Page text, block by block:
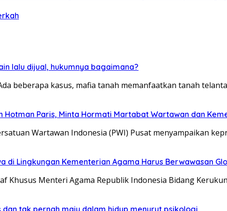
lalu dijual, hukumnya bagaimana?
Ada beberapa kasus, mafia tanah memanfaatkan tanah
Hotman Paris, Minta Hormati Martabat Wartawan dan
Wartawan Indonesia (PWI) Pusat menyampaikan
di Lingkungan Kementerian Agama Harus Berwawasan
Khusus Menteri Agama Republik Indonesia Bidang
dan tak pernah maju dalam hidup menurut psikologi